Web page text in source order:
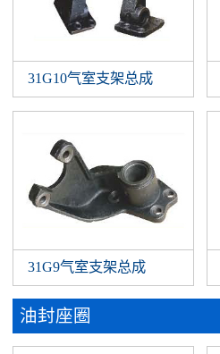
31G10气室支架总成
31G9气室支架总成
油封座圈